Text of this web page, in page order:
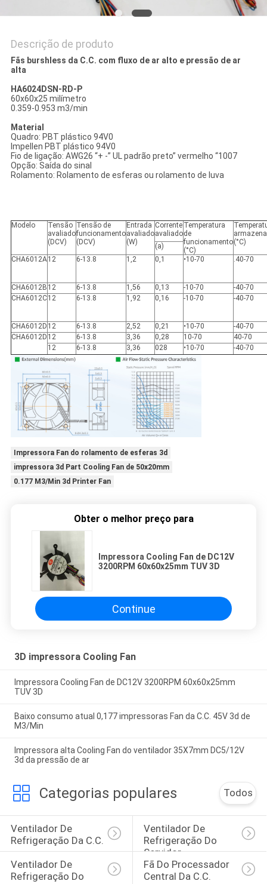
Descrição de produto
Fãs burshless da C.C. com fluxo de ar alto e pressão de ar
alta
HA6024DSN-RD-P
60x60x25 milímetro
0.359-0.953 m3/min
Material
Quadro: PBT plástico 94V0
Impellen PBT plástico 94V0
Fio de ligação: AWG26 “+ -” UL padrão preto” vermelho “1007
Opção: Saída do sinal
Rolamento: Rolamento de esferas ou rolamento de luva
Modelo
Tensão
avaliado
(DCV)
Tensão de
funcionamento
(DCV)
Entrada
avaliado
(W)
Corrente
avaliado
Temperatura
de
funcionamento
(°C)
(°C)
(a)
CHA6012A12 6-13.8 1,2 0,1 •10-70 .40-70
CHA6012B 12 6-13.8 1,56 0,13 -10-70
-40-70
CHA6012C12 6-13.8 1,92 0,16 -10-70 -40-70
CHA6012D 12 6-13.8 2,52 0,21 •10-70
-40-70
CHA6012D 12 6-13.8 3,36 0,28 10-70
40-70
12
6-13.8 3,36 028 •10-70 -40-70
Impressora Fan do rolamento de esferas 3d
impressora 3d Part Cooling Fan de 50x20mm
0.177 M3/Min 3d Printer Fan
Obter o melhor preço para
Impressora Cooling Fan de DC12V
3200RPM 60x60x25mm TUV 3D
Continue
3D impressora Cooling Fan
Impressora Cooling Fan de DC12V 3200RPM 60x60x25mm
TUV 3D
Baixo consumo atual 0,177 impressoras Fan da C.C. 45V 3d de
M3/Min
Impressora alta Cooling Fan do ventilador 35X7mm DC5/12V
3d da pressão de ar
Categorias populares Todos
Ventilador De
Refrigeração Da C.C.
Ventilador De
Refrigeração Do
Servidor
Ventilador De
Refrigeração Do
Fã Do Processador
Central Da C.C.